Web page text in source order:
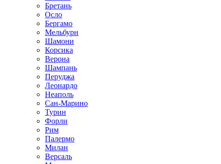
Бретань
Осло
Бергамо
Мельбурн
Шамони
Корсика
Верона
Шампань
Перуджа
Леонардо
Неаполь
Сан-Марино
Турин
Форли
Рим
Палермо
Милан
Версаль